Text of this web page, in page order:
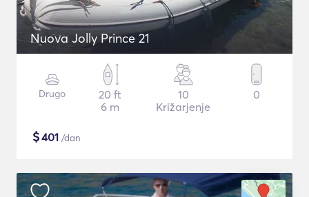
Nuova Jolly Prince 21
Drugo
20 ft
6 m
10
Križarjenje
0
$401 /dan